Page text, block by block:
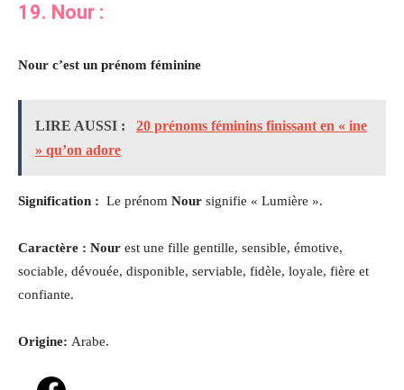
19. Nour :
Nour c’est un prénom féminine
LIRE AUSSI :
20 prénoms féminins finissant en « ine
» qu’on adore
Signification : Le prénom Nour signifie « Lumière ».
Caractère : Nour est une fille gentille, sensible, émotive,
sociable, dévouée, disponible, serviable, fidèle, loyale, fière et
confiante.
Origine: Arabe.